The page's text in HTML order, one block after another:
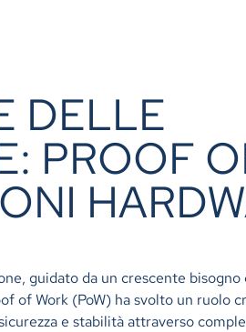
DELLE
PROOF
guidato da un crescente bisogno
of Work (PoW) ha svolto un ruolo
e stabilità attraverso